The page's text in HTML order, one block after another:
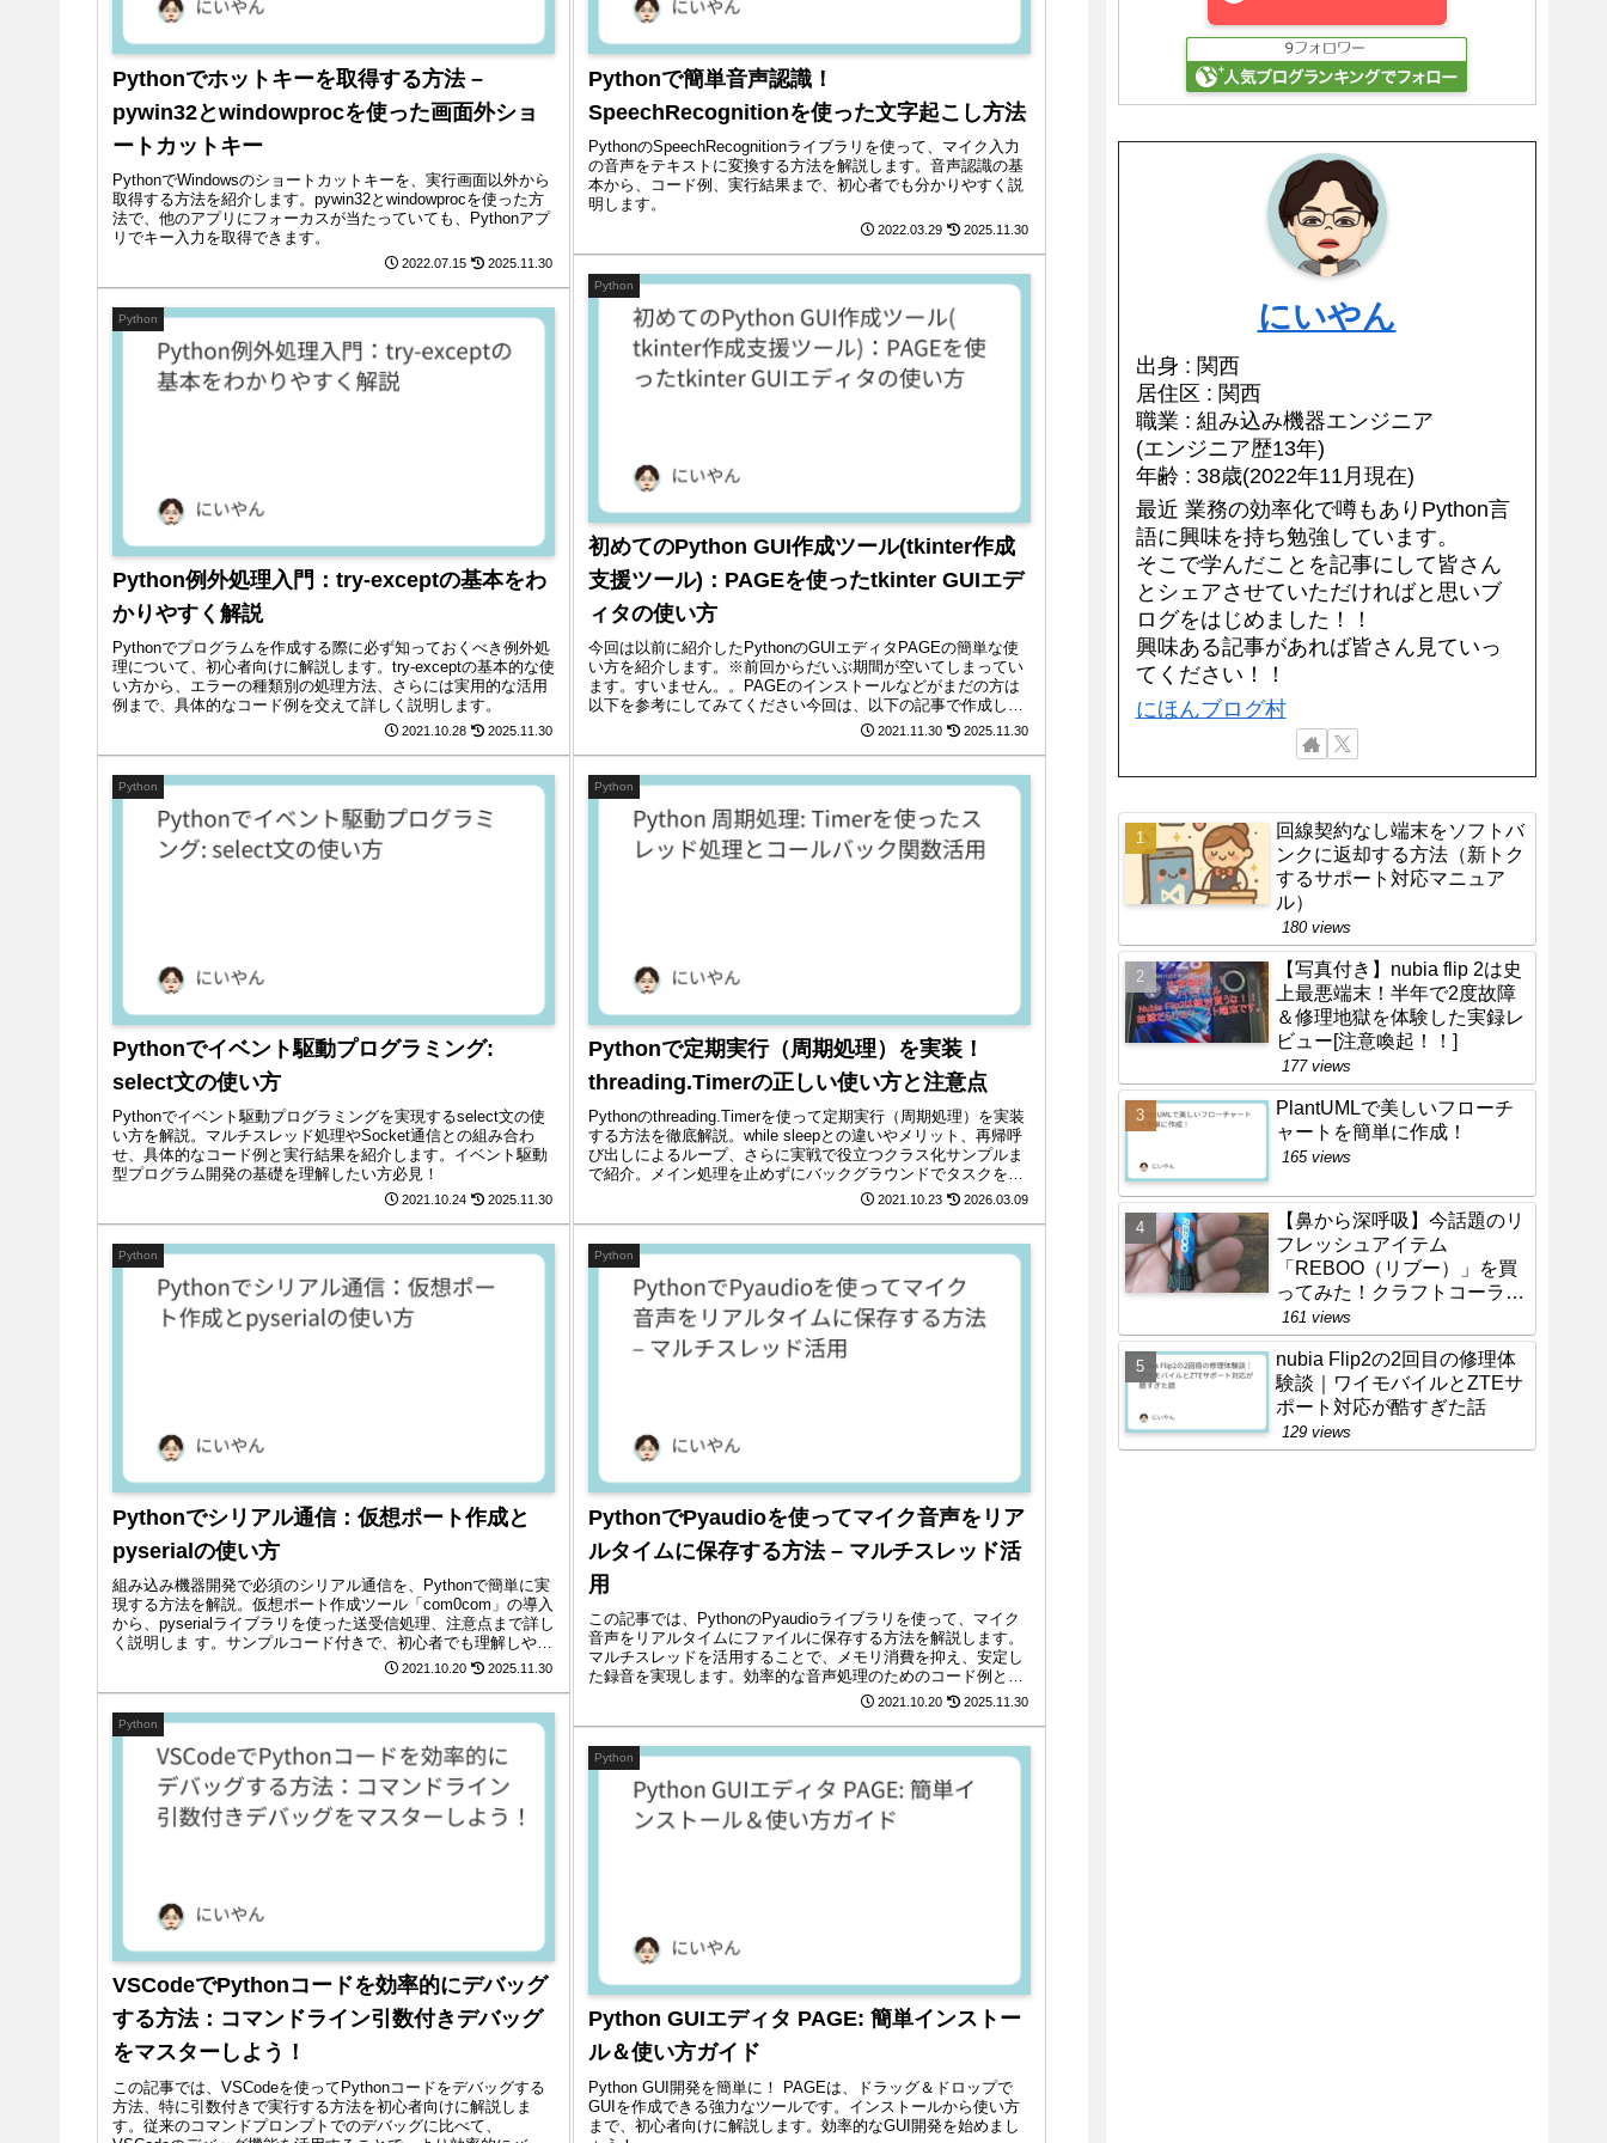
Pythonでホットキーを取得する方法 –
pywin32とwindowprocを使った画面外ショ
ートカットキー
PythonでWindowsのショートカットキーを、実行画面以外から
取得する方法を紹介します。pywin32とwindowprocを使った方
法で、他のアプリにフォーカスが当たっていても、Pythonアプ
リでキー入力を取得できます。
2022.07.15 2025.11.30
Pythonで簡単音声認識！
SpeechRecognitionを使った文字起こし方法
PythonのSpeechRecognitionライブラリを使って、マイク入力
の音声をテキストに変換する方法を解説します。音声認識の基
本から、コード例、実行結果まで、初心者でも分かりやすく説
明します。
2022.03.29 2025.11.30
Python
初めてのPython GUI作成ツール(tkinter作成
支援ツール)：PAGEを使ったtkinter GUIエデ
ィタの使い方
今回は以前に紹介したPythonのGUIエディタPAGEの簡単な使
い方を紹介します。※前回からだいぶ期間が空いてしまってい
ます。すいません。。PAGEのインストールなどがまだの方は
以下を参考にしてみてください今回は、以下の記事で作成した
GUIアプリをPAGEを使用して作成してみます。PAGEの起動
2021.11.30 2025.11.30
Python
Python例外処理入門：try-exceptの基本をわ
かりやすく解説
Pythonでプログラムを作成する際に必ず知っておくべき例外処
理について、初心者向けに解説します。try-exceptの基本的な使
い方から、エラーの種類別の処理方法、さらには実用的な活用
例まで、具体的なコード例を交えて詳しく説明します。
2021.10.28 2025.11.30
Python
Pythonでイベント駆動プログラミング:
select文の使い方
Pythonでイベント駆動プログラミングを実現するselect文の使
い方を解説。マルチスレッド処理やSocket通信との組み合わ
せ、具体的なコード例と実行結果を紹介します。イベント駆動
型プログラム開発の基礎を理解したい方必見！
2021.10.24 2025.11.30
Python
Pythonで定期実行（周期処理）を実装！
threading.Timerの正しい使い方と注意点
Pythonのthreading.Timerを使って定期実行（周期処理）を実装
する方法を徹底解説。while sleepとの違いやメリット、再帰呼
び出しによるループ、さらに実戦で役立つクラス化サンプルま
で紹介。メイン処理を止めずにバックグラウンドでタスクを走
2021.10.23 2026.03.09
Python
Pythonでシリアル通信：仮想ポート作成と
pyserialの使い方
組み込み機器開発で必須のシリアル通信を、Pythonで簡単に実
現する方法を解説。仮想ポート作成ツール「com0com」の導入
から、pyserialライブラリを使った送受信処理、注意点まで詳し
く説明しま す。サンプルコード付きで、初心者でも理解しやす
2021.10.20 2025.11.30
Python
PythonでPyaudioを使ってマイク音声をリア
ルタイムに保存する方法 – マルチスレッド活
用
この記事では、PythonのPyaudioライブラリを使って、マイク
音声をリアルタイムにファイルに保存する方法を解説します。
マルチスレッドを活用することで、メモリ消費を抑え、安定し
た録音を実現します。効率的な音声処理のためのコード例と解
2021.10.20 2025.11.30
Python
VSCodeでPythonコードを効率的にデバッグ
する方法：コマンドライン引数付きデバッグ
をマスターしよう！
この記事では、VSCodeを使ってPythonコードをデバッグする
方法、特に引数付きで実行する方法を初心者向けに解説しま
す。従来のコマンドプロンプトでのデバッグに比べて、
Python
Python GUIエディタ PAGE: 簡単インストー
ル＆使い方ガイド
Python GUI開発を簡単に！ PAGEは、ドラッグ＆ドロップで
GUIを作成できる強力なツールです。インストールから使い方
まで、初心者向けに解説します。効率的なGUI開発を始めまし
にいやん
出身 : 関西
居住区 : 関西
職業 : 組み込み機器エンジニア
(エンジニア歴13年)
年齢 : 38歳(2022年11月現在)
最近 業務の効率化で噂もありPython言
語に興味を持ち勉強しています。
そこで学んだことを記事にして皆さん
とシェアさせていただければと思いブ
ログをはじめました！！
興味ある記事があれば皆さん見ていっ
てください！！
にほんブログ村
回線契約なし端末をソフトバ
ンクに返却する方法（新トク
するサポート対応マニュア
ル）
180 views
【写真付き】nubia flip 2は史
上最悪端末！半年で2度故障
＆修理地獄を体験した実録レ
ビュー[注意喚起！！]
177 views
PlantUMLで美しいフローチ
ャートを簡単に作成！
165 views
【鼻から深呼吸】今話題のリ
フレッシュアイテム
「REBOO（リブー）」を買
ってみた！クラフトコーラ味
のリアルな感想
161 views
nubia Flip2の2回目の修理体
験談｜ワイモバイルとZTEサ
ポート対応が酷すぎた話
129 views